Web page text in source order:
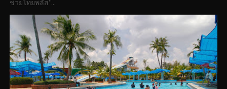
ช่วยไทยพลัส”...